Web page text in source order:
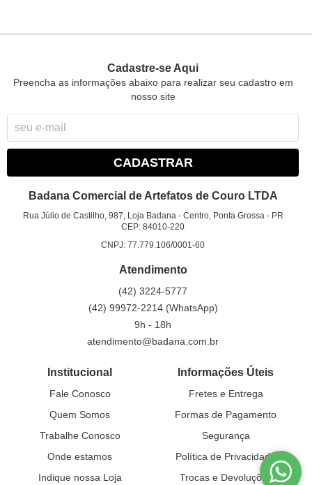
Cadastre-se Aqui
Preencha as informações abaixo para realizar seu cadastro em
nosso site
CADASTRAR
Badana Comercial de Artefatos de Couro LTDA
Rua Júlio de Castilho, 987, Loja Badana - Centro, Ponta Grossa - PR
CEP: 84010-220
CNPJ: 77.779.106/0001-60
Atendimento
(42) 3224-5777
(42) 99972-2214 (WhatsApp)
9h - 18h
atendimento@badana.com.br
Institucional
Fale Conosco
Quem Somos
Trabalhe Conosco
Onde estamos
Indique nossa Loja
Informações Úteis
Fretes e Entrega
Formas de Pagamento
Segurança
Política de Privacidade
Trocas e Devoluções